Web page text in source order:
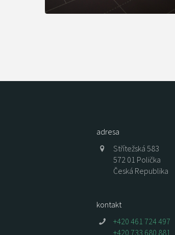
adresa
Střítežská 583
572 01 Polička
Česká Republika
kontakt
+420 461 724 497
+420 733 680 881